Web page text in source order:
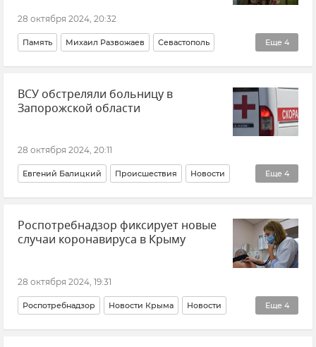
28 октября 2024, 20:32
Еще 4
Память Михаил Развожаев Севастополь
Утраты Герои СВО Новости СВО
Курская область
ВСУ обстреляли больницу в
Запорожской области
28 октября 2024, 20:11
Еще 4
Евгений Балицкий Происшествия Новости
Запорожская область Больница
ВСУ (Вооруженные силы Украины) Обстрелы ВСУ
Роспотребнадзор фиксирует новые
случаи коронавируса в Крыму
28 октября 2024, 19:31
Еще 4
Роспотребнадзор Новости Крыма Новости
Крым Севастополь Здоровье